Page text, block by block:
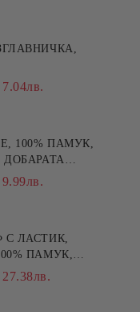
7.04лв.
100% ПАМУК,
9.99лв.
ЛАСТИК,
ПАМУК,
27.38лв.